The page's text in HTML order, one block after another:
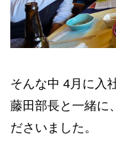
そんな中 4月に入
藤田部長と一緒に
ださいました。